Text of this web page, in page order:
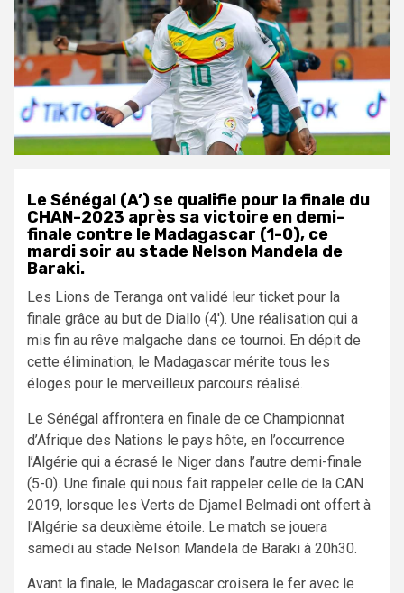
Le Sénégal (A’) se qualifie pour la finale du
CHAN-2023 après sa victoire en demi-
finale contre le Madagascar (1-0), ce
mardi soir au stade Nelson Mandela de
Baraki.
Les Lions de Teranga ont validé leur ticket pour la
finale grâce au but de Diallo (4′). Une réalisation qui a
mis fin au rêve malgache dans ce tournoi. En dépit de
cette élimination, le Madagascar mérite tous les
éloges pour le merveilleux parcours réalisé.
Le Sénégal affrontera en finale de ce Championnat
d’Afrique des Nations le pays hôte, en l’occurrence
l’Algérie qui a écrasé le Niger dans l’autre demi-finale
(5-0). Une finale qui nous fait rappeler celle de la CAN
2019, lorsque les Verts de Djamel Belmadi ont offert à
l’Algérie sa deuxième étoile. Le match se jouera
samedi au stade Nelson Mandela de Baraki à 20h30.
Avant la finale, le Madagascar croisera le fer avec le